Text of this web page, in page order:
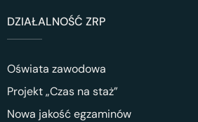
DZIAŁALNOŚĆ ZRP
Oświata zawodowa
Projekt „Czas na staż”
Nowa jakość egzaminów